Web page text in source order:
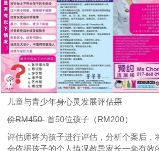
儿童与青少年身心灵发展评估原
价RM450首50位孩子（RM200）
评估师将为孩子进行评估，分析个案后，
会依据孩子的个人情况教导家长一套有效